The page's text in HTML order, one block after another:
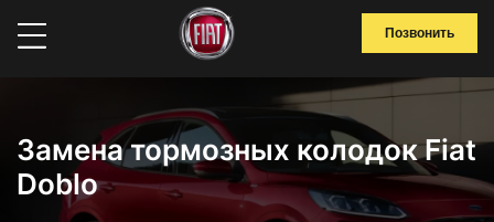
Позвонить
Замена тормозных колодок Fiat
Doblo